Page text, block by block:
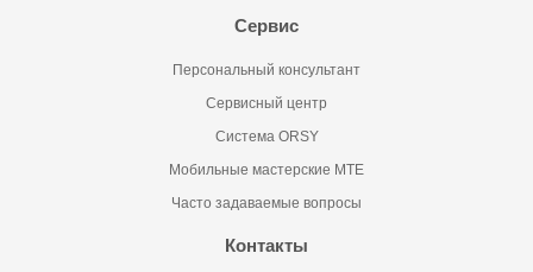
Сервис
Персональный консультант
Сервисный центр
Система ORSY
Мобильные мастерские MTE
Часто задаваемые вопросы
Контакты